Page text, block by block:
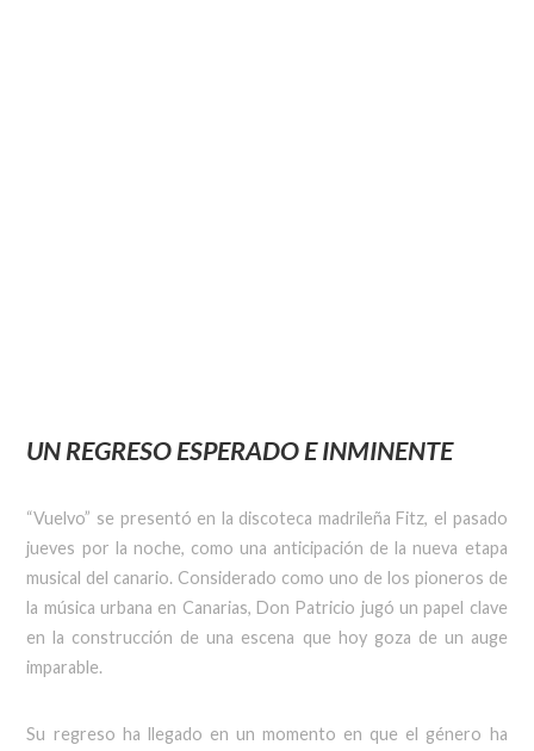
UN REGRESO ESPERADO E INMINENTE
“Vuelvo” se presentó en la discoteca madrileña Fitz, el pasado
jueves por la noche, como una anticipación de la nueva etapa
musical del canario. Considerado como uno de los pioneros de
la música urbana en Canarias, Don Patricio jugó un papel clave
en la construcción de una escena que hoy goza de un auge
imparable.
Su regreso ha llegado en un momento en que el género ha